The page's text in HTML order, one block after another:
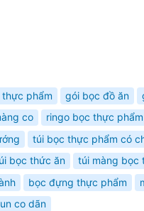
phẩm gói bọc đồ ăn
co ringo bọc thực
túi bọc thực phẩm có
bọc thức ăn túi màng bọc
bọc đựng thực phẩm
co dãn